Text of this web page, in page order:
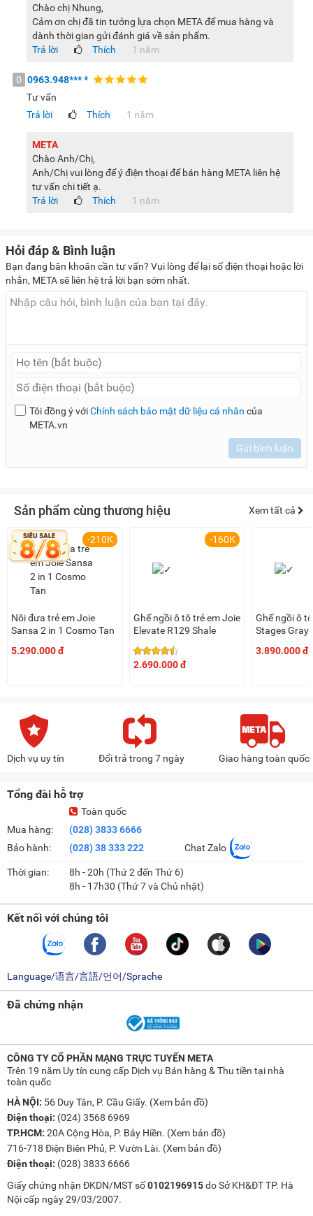
Chào chị Nhung,
Cảm ơn chị đã tin tưởng lựa chọn META để mua hàng và
dành thời gian gửi đánh giá về sản phẩm.
Trả lời
Thích 1 năm
0 0963.948****
Tư vấn
Trả lời
Thích 1 năm
META
Chào Anh/Chị,
Anh/Chị vui lòng để ý điện thoại để bán hàng META liên hệ
tư vấn chi tiết ạ.
Trả lời
Thích 1 năm
Hỏi đáp & Bình luận
Bạn đang băn khoăn cần tư vấn? Vui lòng để lại số điện thoại hoặc lời
nhắn, META sẽ liên hệ trả lời bạn sớm nhất.
Tôi đồng ý vớiChính sách bảo mật dữ liệu cá nhân của
META.vn
Gửi bình luận
Sản phẩm cùng thương hiệu Xem tất cả
-210K
Nôi đưa trẻ em Joie
Sansa 2 in 1 Cosmo Tan
5.290.000 đ
-160K
Ghế ngồi ô tô trẻ em Joie
Elevate R129 Shale
2.690.000 đ
Ghế ngồi ô
Stages Gray
3.890.000 đ
Dịch vụ uy tín Đổi trả trong 7 ngày Giao hàng toàn quốc
Tổng đài hỗ trợ
Mua hàng:
Bảo hành:
Toàn quốc
(028) 3833 6666
(028) 38 333 222
Chat Zalo
Thời gian:
8h - 20h (Thứ 2 đến Thứ 6)
8h - 17h30 (Thứ 7 và Chủ nhật)
Kết nối với chúng tôi
Language/语言/言語/언어/Sprache
Đã chứng nhận
CÔNG TY CỔ PHẦN MẠNG TRỰC TUYẾN META
Trên 19 năm Uy tín cung cấp Dịch vụ Bán hàng & Thu tiền tại nhà
toàn quốc
HÀ NỘI: 56 Duy Tân, P. Cầu Giấy. (Xem bản đồ)
Điện thoại: (024) 3568 6969
TP.HCM: 20A Cộng Hòa, P. Bảy Hiền. (Xem bản đồ)
716-718 Điện Biên Phủ, P. Vườn Lài. (Xem bản đồ)
Điện thoại: (028) 3833 6666
Giấy chứng nhận ĐKDN/MST số0102196915do Sở KH&ĐT TP. Hà
Nội cấp ngày 29/03/2007.